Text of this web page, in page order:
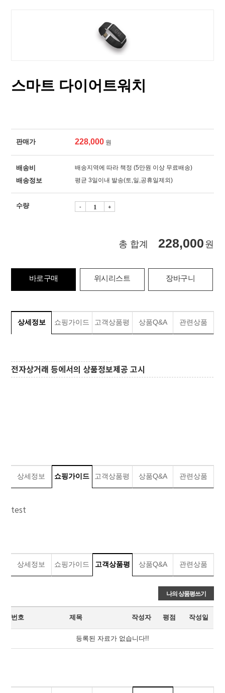
스마트 다이어트워치
판매가 228,000 원
배송비 배송지역에 따라 책정 (5만원 이상 무료배송)
배송정보 평균 3일이내 발송(토,일,공휴일제외)
수량 - +
총 합계 228,000 원
바로구매 위시리스트 장바구니
상세정보 쇼핑가이드 고객상품평 상품Q&A 관련상품
전자상거래 등에서의 상품정보제공 테이블
전자상거래 등에서의 상품정보제공 고시
상세정보 쇼핑가이드 고객상품평 상품Q&A 관련상품
test
상세정보 쇼핑가이드 고객상품평 상품Q&A 관련상품
나의 상품평쓰기
번호 제목 작성자 평점 작성일
등록된 자료가 없습니다!!